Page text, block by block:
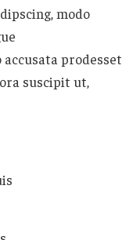
modo
prodesset
suscipit ut,